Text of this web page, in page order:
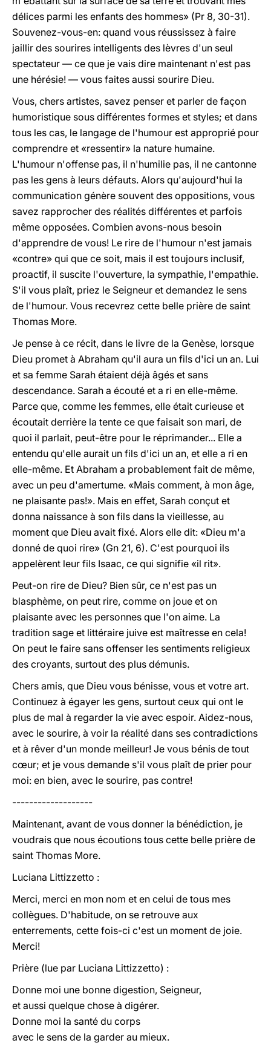
délices parmi les enfants des hommes» (Pr 8, 30-31).
Souvenez-vous-en: quand vous réussissez à faire
jaillir des sourires intelligents des lèvres d'un seul
spectateur — ce que je vais dire maintenant n'est pas
une hérésie! — vous faites aussi sourire Dieu.
Vous, chers artistes, savez penser et parler de façon
humoristique sous différentes formes et styles; et dans
tous les cas, le langage de l'humour est approprié pour
comprendre et «ressentir» la nature humaine.
L'humour n'offense pas, il n'humilie pas, il ne cantonne
pas les gens à leurs défauts. Alors qu'aujourd'hui la
communication génère souvent des oppositions, vous
savez rapprocher des réalités différentes et parfois
même opposées. Combien avons-nous besoin
d'apprendre de vous! Le rire de l'humour n'est jamais
«contre» qui que ce soit, mais il est toujours inclusif,
proactif, il suscite l'ouverture, la sympathie, l'empathie.
S'il vous plaît, priez le Seigneur et demandez le sens
de l'humour. Vous recevrez cette belle prière de saint
Thomas More.
Je pense à ce récit, dans le livre de la Genèse, lorsque
Dieu promet à Abraham qu'il aura un fils d'ici un an. Lui
et sa femme Sarah étaient déjà âgés et sans
descendance. Sarah a écouté et a ri en elle-même.
Parce que, comme les femmes, elle était curieuse et
écoutait derrière la tente ce que faisait son mari, de
quoi il parlait, peut-être pour le réprimander... Elle a
entendu qu'elle aurait un fils d'ici un an, et elle a ri en
elle-même. Et Abraham a probablement fait de même,
avec un peu d'amertume. «Mais comment, à mon âge,
ne plaisante pas!». Mais en effet, Sarah conçut et
donna naissance à son fils dans la vieillesse, au
moment que Dieu avait fixé. Alors elle dit: «Dieu m'a
donné de quoi rire» (Gn 21, 6). C'est pourquoi ils
appelèrent leur fils Isaac, ce qui signifie «il rit».
Peut-on rire de Dieu? Bien sûr, ce n'est pas un
blasphème, on peut rire, comme on joue et on
plaisante avec les personnes que l'on aime. La
tradition sage et littéraire juive est maîtresse en cela!
On peut le faire sans offenser les sentiments religieux
des croyants, surtout des plus démunis.
Chers amis, que Dieu vous bénisse, vous et votre art.
Continuez à égayer les gens, surtout ceux qui ont le
plus de mal à regarder la vie avec espoir. Aidez-nous,
avec le sourire, à voir la réalité dans ses contradictions
et à rêver d'un monde meilleur! Je vous bénis de tout
cœur; et je vous demande s'il vous plaît de prier pour
moi: en bien, avec le sourire, pas contre!
-------------------
Maintenant, avant de vous donner la bénédiction, je
voudrais que nous écoutions tous cette belle prière de
saint Thomas More.
Luciana Littizzetto :
Merci, merci en mon nom et en celui de tous mes
collègues. D'habitude, on se retrouve aux
enterrements, cette fois-ci c'est un moment de joie.
Merci!
Prière (lue par Luciana Littizzetto) :
Donne moi une bonne digestion, Seigneur,
et aussi quelque chose à digérer.
Donne moi la santé du corps
avec le sens de la garder au mieux.